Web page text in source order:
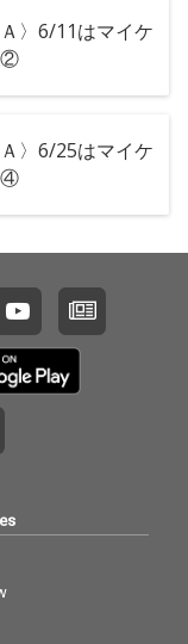
〉6/11はマイケ
②
〉6/25はマイケ
④